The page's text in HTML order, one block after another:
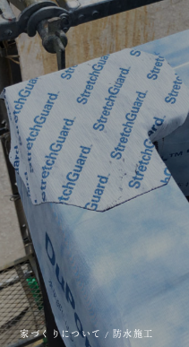
家づくりについて / 防水施工